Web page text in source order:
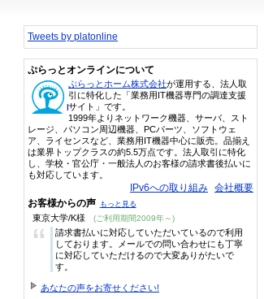
Tweets by platonline
ぷらっとオンラインについて
ぷらっとホーム株式会社が運用する、法人取
引に特化した「業務用IT機器専門の調達支援
サイト」です。
1999年よりネットワーク機器、サーバ、スト
レージ、パソコン周辺機器、PCパーツ、ソフトウェ
ア、ライセンスなど、業務用IT機器中心に販売。品揃え
は業界トップクラスの約5.5万点です。法人取引に特化
し、学校・官公庁・一般法人のお客様の請求書後払いに
も対応しています。
IPv6への取り組み 会社概要
お客様からの声 もっと見る
東京大学/K様 (ご利用期間2009年～)
“
請求書払いに対応していただいているので利用
しております。メールでの問い合わせにも丁寧
に対応していただけるので大変ありがたいで
す。
あなたの声をお寄せください!